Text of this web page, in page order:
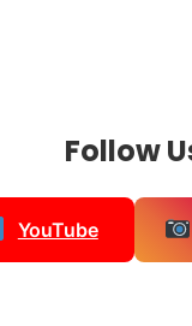
Follow
YouTube